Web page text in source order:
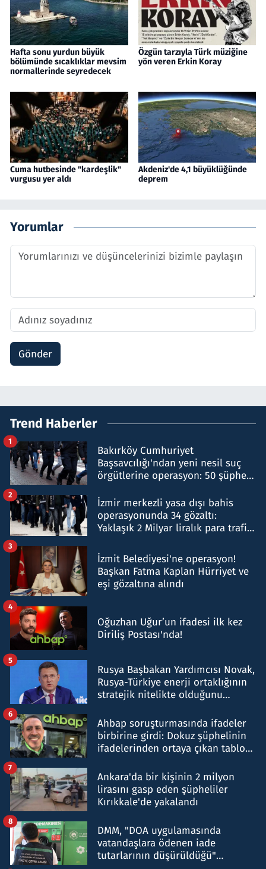
Hafta sonu yurdun büyük
bölümünde sıcaklıklar mevsim
normallerinde seyredecek
Özgün tarzıyla Türk müziğine
yön veren Erkin Koray
Cuma hutbesinde "kardeşlik"
vurgusu yer aldı
Akdeniz'de 4,1 büyüklüğünde
deprem
Yorumlar
Gönder
Trend Haberler
Bakırköy Cumhuriyet
Başsavcılığı'ndan yeni nesil suç
örgütlerine operasyon: 50 şüpheli
1
İzmir merkezli yasa dışı bahis
operasyonunda 34 gözaltı:
Yaklaşık 2 Milyar liralık para trafiği
2
İzmit Belediyesi'ne operasyon!
Başkan Fatma Kaplan Hürriyet ve
eşi gözaltına alındı
3
Oğuzhan Uğur’un ifadesi ilk kez
Diriliş Postası'nda!
4
Rusya Başbakan Yardımcısı Novak,
Rusya-Türkiye enerji ortaklığının
stratejik nitelikte olduğunu
5
Ahbap soruşturmasında ifadeler
birbirine girdi: Dokuz şüphelinin
ifadelerinden ortaya çıkan tablo
6
Ankara'da bir kişinin 2 milyon
lirasını gasp eden şüpheliler
Kırıkkale'de yakalandı
7
DMM, "DOA uygulamasında
vatandaşlara ödenen iade
tutarlarının düşürüldüğü"
8